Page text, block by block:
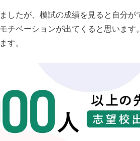
したが、模試の成績を見ると自分
チベーションが出てくると思いま
す。